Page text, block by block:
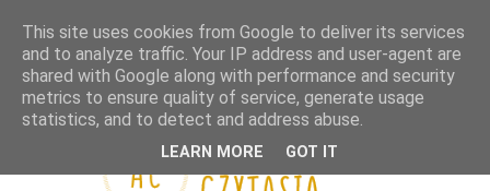
This site uses cookies from Google to deliver its services
and to analyze traffic. Your IP address and user-agent are
shared with Google along with performance and security
metrics to ensure quality of service, generate usage
statistics, and to detect and address abuse.
LEARN MORE GOT IT